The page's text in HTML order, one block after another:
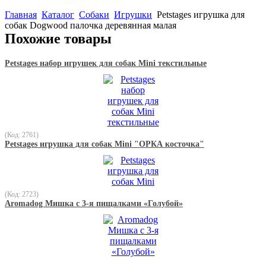
Главная Каталог Собаки Игрушки Petstages игрушка для
собак Dogwood палочка деревянная малая
Похожие товары
Petstages набор игрушек для собак Mini текстильные
(Код: 2761)
Petstages игрушка для собак Mini "ОРКА косточка"
(Код: 2723)
Aromadog Мишка с 3-я пищалками «Голубой»